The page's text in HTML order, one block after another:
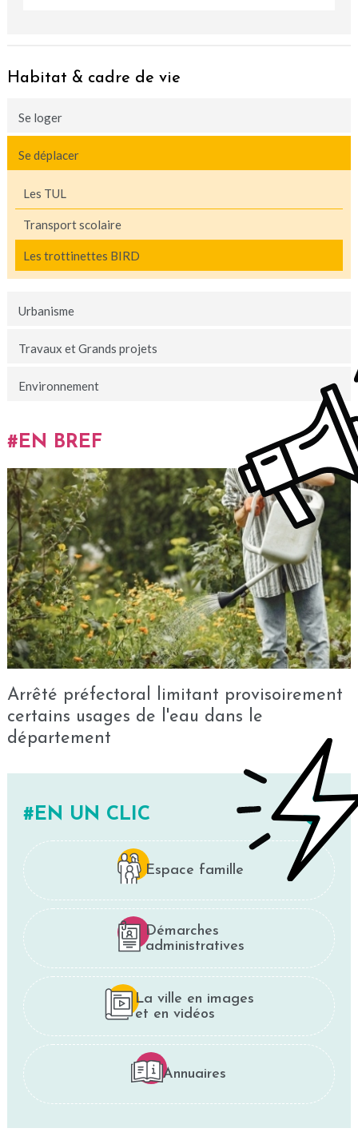
Habitat & cadre de vie
Se loger
Se déplacer
Les TUL
Transport scolaire
Les trottinettes BIRD
Urbanisme
Travaux et Grands projets
Environnement
EN BREF
Arrêté préfectoral limitant provisoirement
certains usages de l'eau dans le
département
EN UN CLIC
Espace famille
Démarches
administratives
La ville en images
et en vidéos
Annuaires